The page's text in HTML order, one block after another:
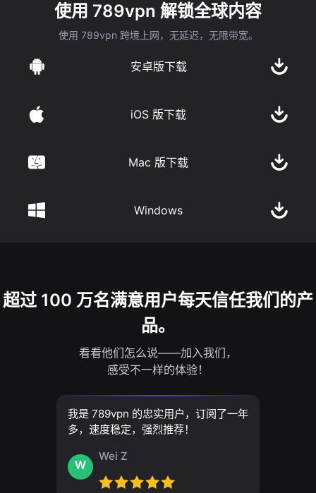
使用 789vpn 解锁全球内容
使用 789vpn 跨境上网，无延迟，无限带宽。
安卓版下载
iOS 版下载
Mac 版下载
Windows
超过 100 万名满意用户每天信任我们的产
品。
看看他们怎么说——加入我们，
感受不一样的体验！
我是 789vpn 的忠实用户，订阅了一年
多，速度稳定，强烈推荐！
W
Wei Z